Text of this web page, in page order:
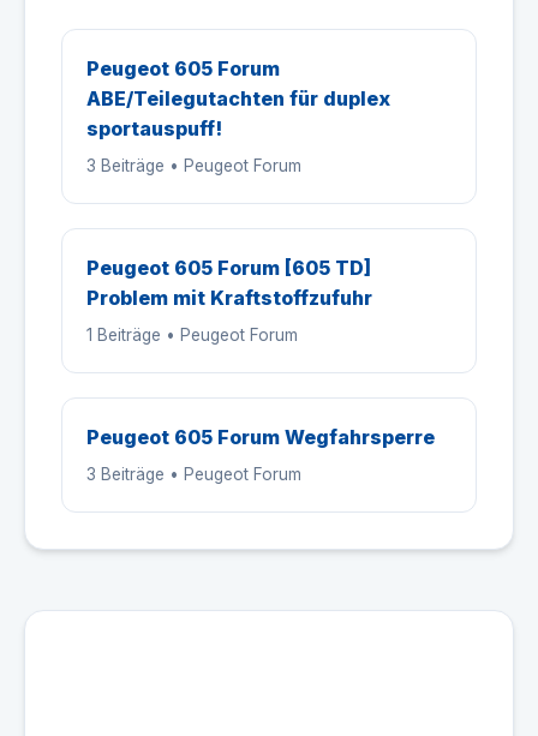
Peugeot 605 Forum
ABE/Teilegutachten für duplex
sportauspuff!
3 Beiträge • Peugeot Forum
Peugeot 605 Forum [605 TD]
Problem mit Kraftstoffzufuhr
1 Beiträge • Peugeot Forum
Peugeot 605 Forum Wegfahrsperre
3 Beiträge • Peugeot Forum